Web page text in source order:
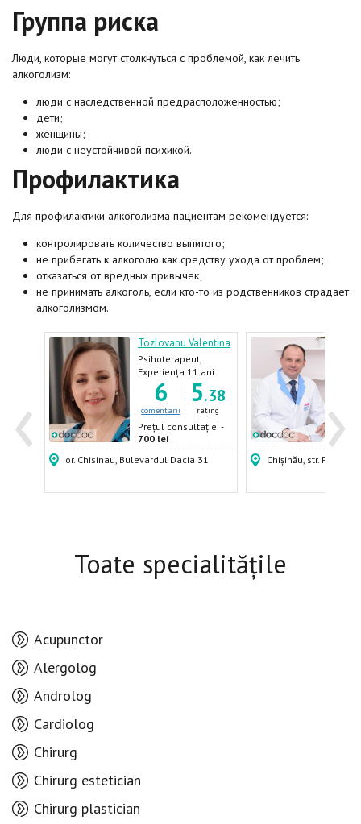
Группа риска
Люди, которые могут столкнуться с проблемой, как лечить
алкоголизм:
люди с наследственной предрасположенностью;
дети;
женщины;
люди с неустойчивой психикой.
Профилактика
Для профилактики алкоголизма пациентам рекомендуется:
контролировать количество выпитого;
не прибегать к алкоголю как средству ухода от проблем;
отказаться от вредных привычек;
не принимать алкоголь, если кто-то из родственников страдает
алкоголизмом.
‹ ›
-
Tozlovanu Valentina
Psihoterapeut,
Psiholog
Experiența 11 ani
6
comentarii
5.38
rating
Prețul consultației -
700 lei
or. Chisinau, Bulevardul Dacia 31
600
Chișinău, str. Puskin,
Toate specialitățile
Acupunctor
Alergolog
Androlog
Cardiolog
Chirurg
Chirurg estetician
Chirurg plastician